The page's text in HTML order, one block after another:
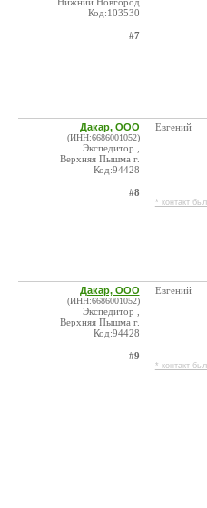
Код:103530
#7
Дакар, ООО
(ИНН:6686001052)
Экспедитор ,
Верхняя Пышма г.
Код:94428
#8
Евгений
* контакт
Дакар, ООО
(ИНН:6686001052)
Экспедитор ,
Верхняя Пышма г.
Код:94428
#9
Евгений
* контакт